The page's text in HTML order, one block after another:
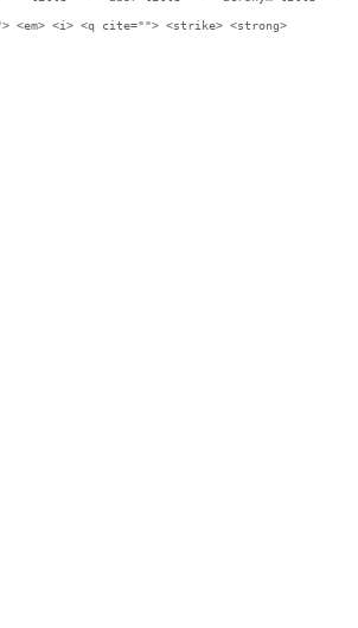
<em> <i> <q cite=""> <strike> <strong>